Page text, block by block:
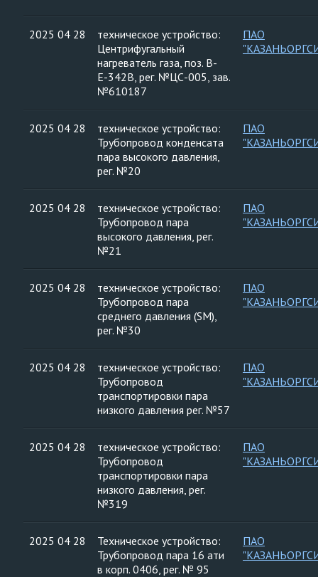
2025 04 28
техническое устройство:
Центрифугальный
нагреватель газа, поз. В-
Е-342В, рег. №ЦС-005, зав.
№610187
ПАО
2025 04 28
техническое устройство:
Трубопровод конденсата
пара высокого давления,
рег. №20
ПАО
2025 04 28
техническое устройство:
Трубопровод пара
высокого давления, рег.
№21
ПАО
2025 04 28
техническое устройство:
Трубопровод пара
среднего давления (SM),
рег. №30
ПАО
2025 04 28
техническое устройство:
Трубопровод
транспортировки пара
низкого давления рег. №57
ПАО
2025 04 28
техническое устройство:
Трубопровод
транспортировки пара
низкого давления, рег.
№319
ПАО
2025 04 28
Техническое устройство:
Трубопровод пара 16 ати
в корп. 0406, рег. № 95
ПАО